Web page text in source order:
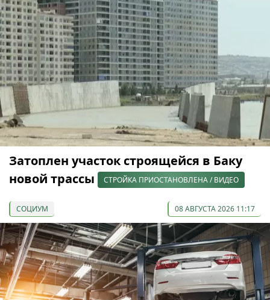
Затоплен участок строящейся в Баку
новой трассы
СТРОЙКА ПРИОСТАНОВЛЕНА / ВИДЕО
СОЦИУМ 08 АВГУСТА 2026 11:17